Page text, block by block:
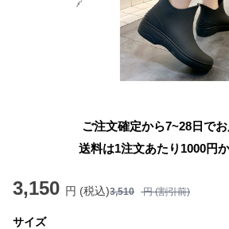
ご注文確定から7~28日で
送料は1注文あたり 1000円
3,150 円 (税込)3,510 円 (割引前)
サイズ